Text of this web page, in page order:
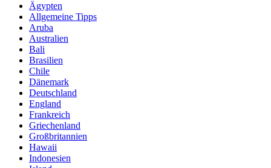
Ägypten
Allgemeine Tipps
Aruba
Australien
Bali
Brasilien
Chile
Dänemark
Deutschland
England
Frankreich
Griechenland
Großbritannien
Hawaii
Indonesien